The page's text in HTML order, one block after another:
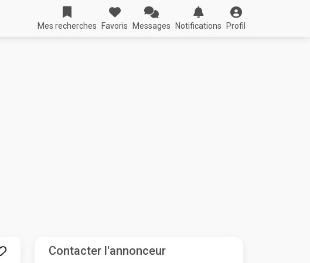
Mes recherches Favoris Messages Notifications Profil
Contacter l'annonceur